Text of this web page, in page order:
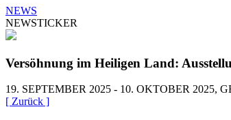
NEWS
NEWSTICKER
Versöhnung im Heiligen Land:
19. SEPTEMBER 2025 - 10. OKTOBER 2025,
[ Zurück ]